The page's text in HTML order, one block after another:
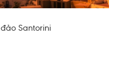
Santorini